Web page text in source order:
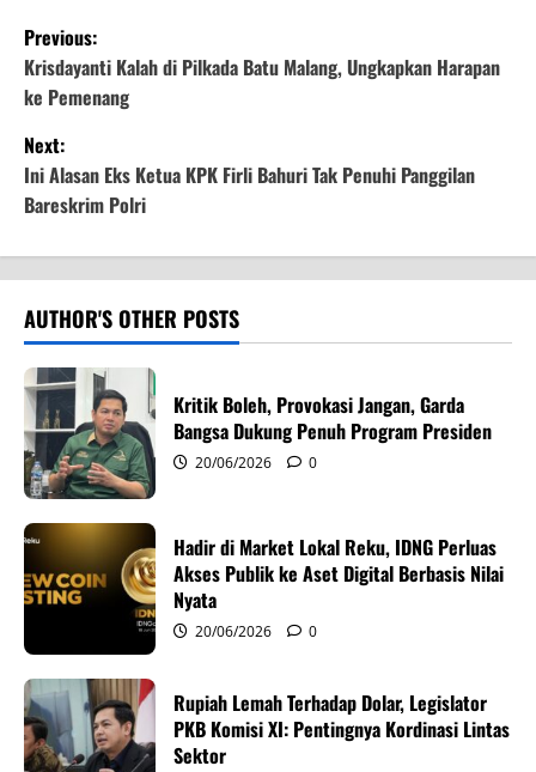
P
o
s
t
n
a
v
i
g
a
t
i
o
n
Previous:
Krisdayanti Kalah di Pilkada Batu Malang, Ungkapkan Harapan
ke Pemenang
Next:
Ini Alasan Eks Ketua KPK Firli Bahuri Tak Penuhi Panggilan
Bareskrim Polri
AUTHOR'S OTHER POSTS
Kritik Boleh, Provokasi Jangan, Garda
Bangsa Dukung Penuh Program Presiden
20/06/2026 0
Hadir di Market Lokal Reku, IDNG Perluas
Akses Publik ke Aset Digital Berbasis Nilai
Nyata
20/06/2026 0
Rupiah Lemah Terhadap Dolar, Legislator
PKB Komisi XI: Pentingnya Kordinasi Lintas
Sektor